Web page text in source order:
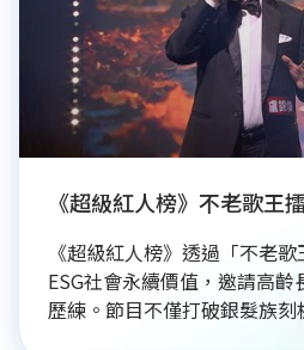
《超級紅人榜》不老歌王
《超級紅人榜》透過「不老
ESG社會永續價值，邀請高
歷練。節目不僅打破銀髮族